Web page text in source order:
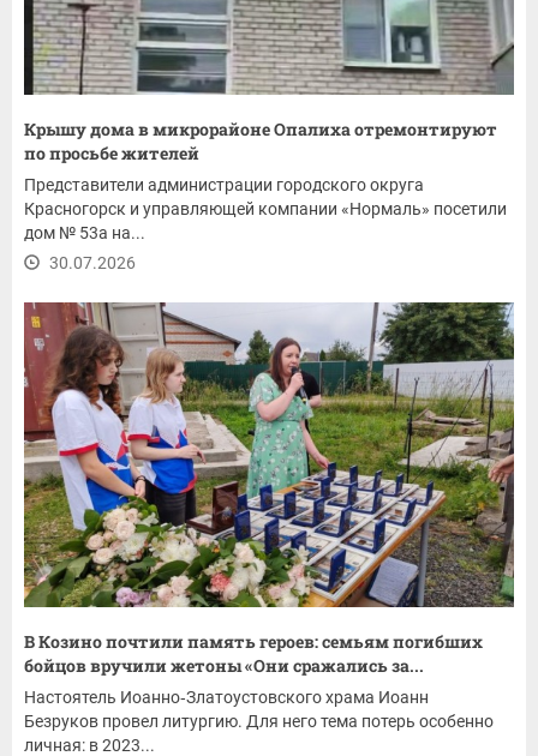
Крышу дома в микрорайоне Опалиха отремонтируют
по просьбе жителей
Представители администрации городского округа
Красногорск и управляющей компании «Нормаль» посетили
дом № 53а на...
30.07.2026
В Козино почтили память героев: семьям погибших
бойцов вручили жетоны «Они сражались за...
Настоятель Иоанно‑Златоустовского храма Иоанн
Безруков провел литургию. Для него тема потерь особенно
личная: в 2023...